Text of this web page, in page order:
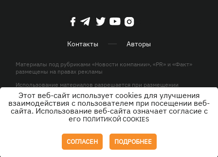
Контакты Авторы
Материалы под рубриками «Новости компании», «PR» и «Факт»
размещены на правах рекламы
Использование материалов разрешается при размещении
активной гиперссылки на KP.UA в первом абзаце.
© ООО «ЮЛАВ МЕДИА»,2026. Все права защищены.
Этот веб-сайт использует cookies для улучшения
взаимодействия с пользователем при посещении веб-
сайта. Использование веб-сайта означает согласие с
его ПОЛИТИКОЙ COOKIES
СОГЛАСЕН ПОДРОБНЕЕ